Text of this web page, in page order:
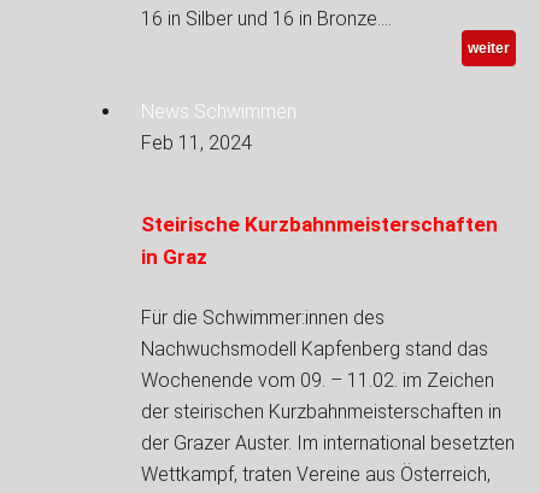
16 in Silber und 16 in Bronze.…
weiter
News Schwimmen
Feb 11, 2024
Steirische Kurzbahnmeisterschaften
in Graz
Für die Schwimmer:innen des
Nachwuchsmodell Kapfenberg stand das
Wochenende vom 09. – 11.02. im Zeichen
der steirischen Kurzbahnmeisterschaften in
der Grazer Auster. Im international besetzten
Wettkampf, traten Vereine aus Österreich,